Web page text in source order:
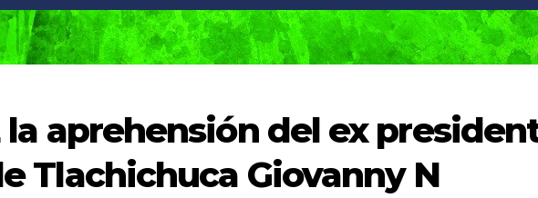
la aprehensión del ex
Tlachichuca Giovanny N